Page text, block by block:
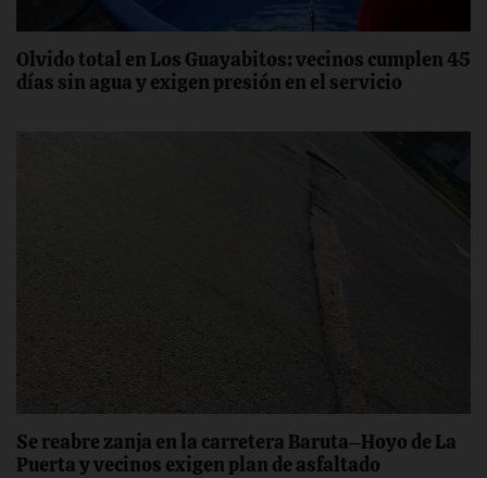
Olvido total en Los Guayabitos: vecinos cumplen 45
días sin agua y exigen presión en el servicio
Se reabre zanja en la carretera Baruta–Hoyo de La
Puerta y vecinos exigen plan de asfaltado